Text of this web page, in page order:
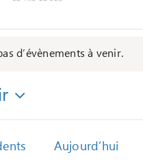
d’évènements à venir.
Aujourd’hui